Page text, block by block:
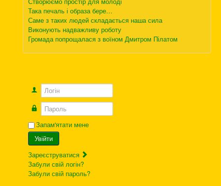
Така печаль і образа бере…
Саме з таких людей складається наша сила
Виконують надважливу роботу
Громада попрощалася з воїном Дмитром Пілатом
Логін
Пароль
Запам'ятати мене
Увійти
Зареєструватися
Забули свій логін?
Забули свій пароль?